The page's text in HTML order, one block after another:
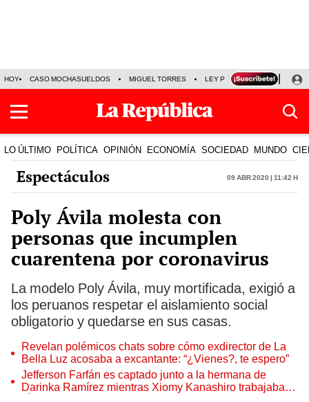
HOY CASO MOCHASUELDOS MIGUEL TORRES LEY PULPÍN PRECIO DEL
LO ÚLTIMO POLÍTICA OPINIÓN ECONOMÍA SOCIEDAD MUNDO
Espectáculos 09 Abr 2020 | 11:42 h
Poly Ávila molesta con
personas que incumplen
cuarentena por coronavirus
La modelo Poly Ávila, muy mortificada, exigió a
los peruanos respetar el aislamiento social
obligatorio y quedarse en sus casas.
Revelan polémicos chats sobre cómo exdirector de La
Bella Luz acosaba a excantante: “¿Vienes?, te espero”
Jefferson Farfán es captado junto a la hermana de
Darinka Ramírez mientras Xiomy Kanashiro trabajaba: